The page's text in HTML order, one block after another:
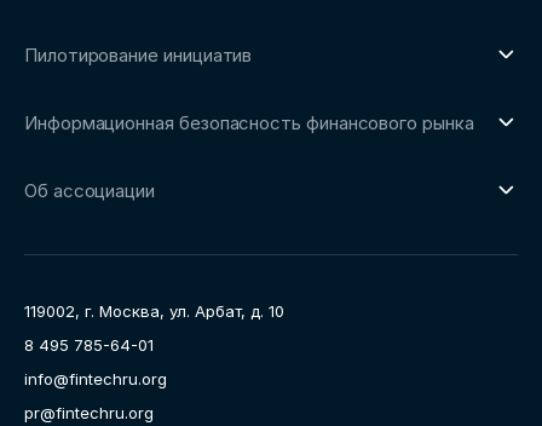
Репозиторий Ассоциации
Рабочие группы
Пилотирование инициатив
Площадка пилотного тестирования
Информационная безопасность финансового рынка
Направления работы
Об ассоциации
Карьера
Контакты
Документы
119002, г. Москва, ул. Арбат, д. 10
8 495 785-64-01
info@fintechru.org
pr@fintechru.org